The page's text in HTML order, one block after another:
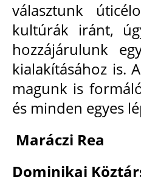
választunk
kultúrák iránt,
hozzájárulunk
kialakításához is.
magunk is
és minden egyes
Maráczi Rea
Dominikai